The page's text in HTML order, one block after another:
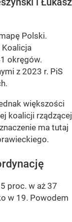
Polski.
Koalicja
okręgów.
z 2023 r. PiS
większości
koalicji rządzącej
ma tutaj
proc. w aż 37
w 19. Powodem